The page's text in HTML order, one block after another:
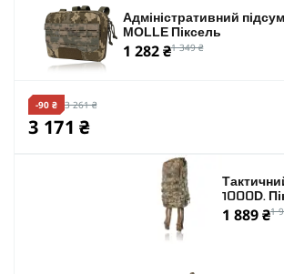
Адміністративний
MOLLE Піксель
1 282 ₴1 349 ₴
-90 ₴ 3 261 ₴
3 171 ₴
1000D.
1 889 ₴1